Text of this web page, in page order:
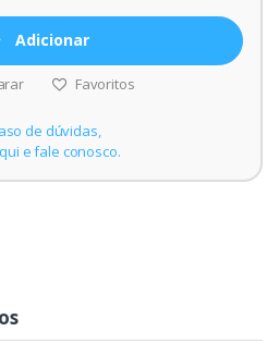
Adicionar
Favoritos
de dúvidas,
e fale conosco.